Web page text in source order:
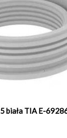
biała TIA E-